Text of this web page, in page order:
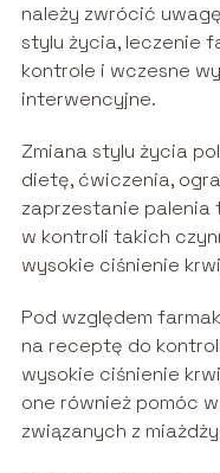
należy zwrócić
stylu życia, leczenie
kontrole i wczesne
interwencyjne.
Zmiana stylu życia
dietę, ćwiczenia,
zaprzestanie palenia
w kontroli takich
wysokie ciśnienie
Pod względem
na receptę do
wysokie ciśnienie
one również pomóc
związanych z